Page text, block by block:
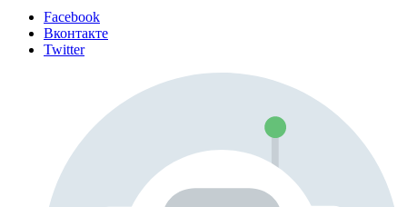
Facebook
Вконтакте
Twitter